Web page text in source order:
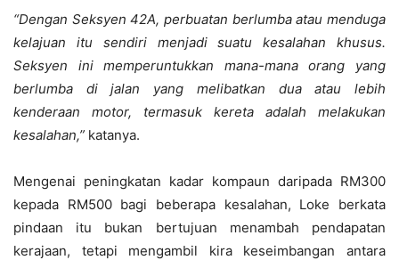
“Dengan Seksyen 42A, perbuatan berlumba atau menduga
kelajuan itu sendiri menjadi suatu kesalahan khusus.
Seksyen ini memperuntukkan mana-mana orang yang
berlumba di jalan yang melibatkan dua atau lebih
kenderaan motor, termasuk kereta adalah melakukan
kesalahan,” katanya.
Mengenai peningkatan kadar kompaun daripada RM300
kepada RM500 bagi beberapa kesalahan, Loke berkata
pindaan itu bukan bertujuan menambah pendapatan
kerajaan, tetapi mengambil kira keseimbangan antara